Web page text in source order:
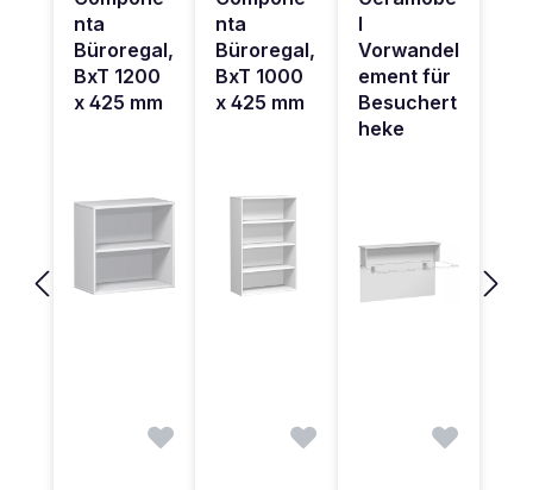
nta
Büroregal,
BxT 1200
x 425 mm
nta
Büroregal,
BxT 1000
x 425 mm
l
Vorwandel
ement für
Besuchert
heke